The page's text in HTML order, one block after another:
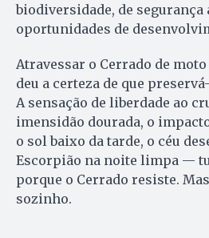
biodiversidade, de segurança
oportunidades de
Atravessar o Cerrado de
deu a certeza de que
A sensação de liberdade ao
imensidão dourada, o
o sol baixo da tarde, o céu
Escorpião na noite limpa —
porque o Cerrado resiste.
sozinho.